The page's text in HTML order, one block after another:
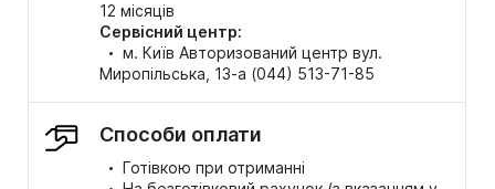
12 місяців
Сервісний центр:
· м. Київ Авторизований центр вул.
Миропільська, 13-а (044) 513-71-85
Способи оплати
· Готівкою при отриманні